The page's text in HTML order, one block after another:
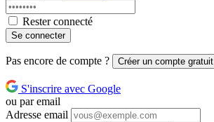
Rester connecté
Se connecter
Pas encore de compte ? Créer un compte gratuit
S'inscrire avec Google
ou par email
Adresse email